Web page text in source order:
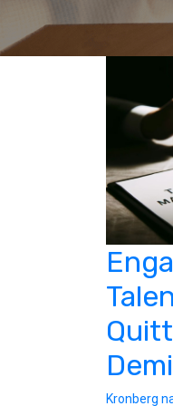
Kronberg